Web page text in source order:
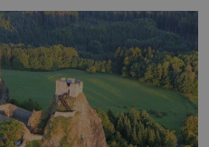
pláž Dumas ve městě